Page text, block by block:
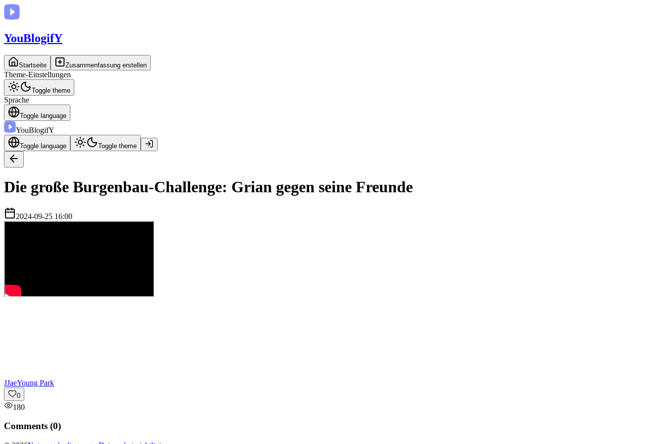
YouBlogifY
Startseite Zusammenfassung erstellen
Theme-Einstellungen
Toggle theme
Sprache
Toggle language
YouBlogifY
Toggle language Toggle theme
Die große Burgenbau-Challenge: Grian gegen seine Freunde
2024-09-25 16:00
JJaeYoung Park
0
180
Comments (0)